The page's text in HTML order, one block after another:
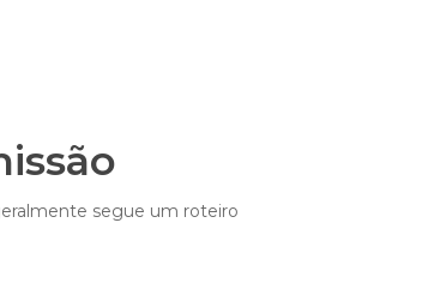
segue um roteiro